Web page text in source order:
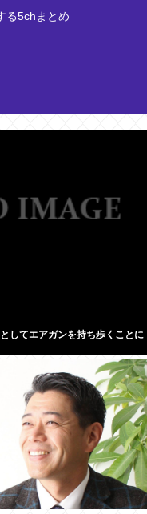
る5chまとめ
してエアガンを持ち歩くことに